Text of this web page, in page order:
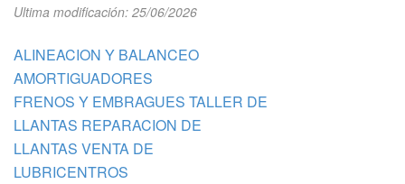
Ultima modificación: 25/06/2026
ALINEACION Y BALANCEO
AMORTIGUADORES
FRENOS Y EMBRAGUES TALLER DE
LLANTAS REPARACION DE
LLANTAS VENTA DE
LUBRICENTROS